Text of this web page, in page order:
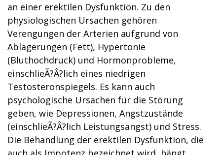
an einer erektilen Dysfunktion. Zu den
physiologischen Ursachen gehören
Verengungen der Arterien aufgrund von
Ablagerungen (Fett), Hypertonie
(Bluthochdruck) und Hormonprobleme,
einschlieÃ?Â?lich eines niedrigen
Testosteronspiegels. Es kann auch
psychologische Ursachen für die Störung
geben, wie Depressionen, Angstzustände
(einschlieÃ?Â?lich Leistungsangst) und Stress.
Die Behandlung der erektilen Dysfunktion, die